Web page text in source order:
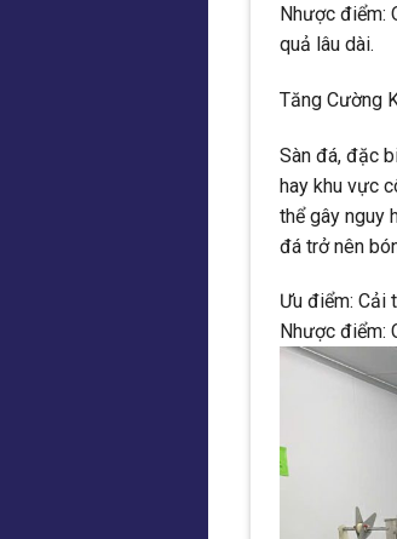
Nhược điểm:
quả lâu dài.
Tăng Cường
Sàn đá, đặc
hay khu vực
thể gây nguy
đá trở nên
Ưu điểm: Cải
Nhược điểm: